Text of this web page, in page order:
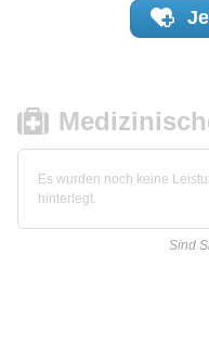
Es wurden noch keine
hinterlegt.
Sind